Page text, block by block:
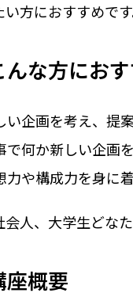
方におすすめです
んな方にお
い企画を考え、提
で何か新しい企画
力や構成力を身に
人、大学生どな
座概要